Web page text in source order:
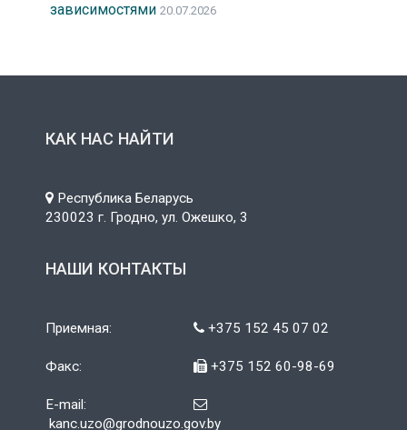
зависимостями 20.07.2026
КАК НАС НАЙТИ
Республика Беларусь
230023 г. Гродно, ул. Ожешко, 3
НАШИ КОНТАКТЫ
Приемная: +375 152 45 07 02
Факс: +375 152 60-98-69
E-mail:
kanc.uzo@grodnouzo.gov.by